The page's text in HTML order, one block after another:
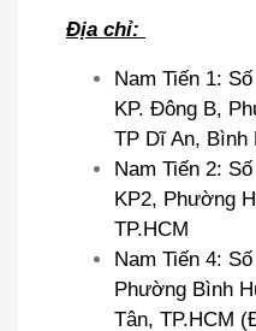
Địa chỉ:
Nam Tiến 1:
KP. Đông B,
TP Dĩ An, Bình
Nam Tiến 2:
KP2, Phường
TP.HCM
Nam Tiến 4:
Phường Bình
Tân, TP.HCM